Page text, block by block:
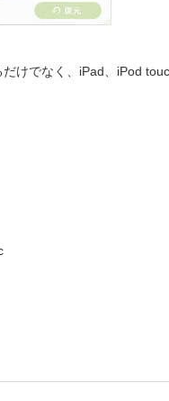
けでなく、iPad、iPod